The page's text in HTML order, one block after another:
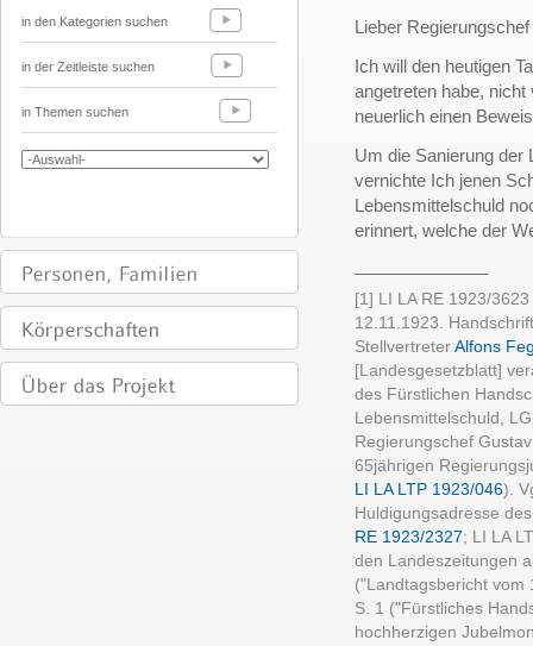
in den Kategorien suchen
in der Zeitleiste suchen
in Themen suchen
Lieber
Ich will den heutigen
angetreten habe,
neuerlich einen
Um die Sanierung der
vernichte Ich jenen
Lebensmittelschuld
erinnert, welche der
[1] LI LA RE 1923/
12.11.1923.
Stellvertreter Alfons
[Landesgesetzblatt]
des Fürstlichen
Lebensmittelschuld,
Regierungschef
65jährigen
LI LA LTP 1923/046).
Huldigungsadresse
RE 1923/2327; LI LA
den Landeszeitungen
("Landtagsbericht vom
S. 1 ("Fürstliches
hochherzigen